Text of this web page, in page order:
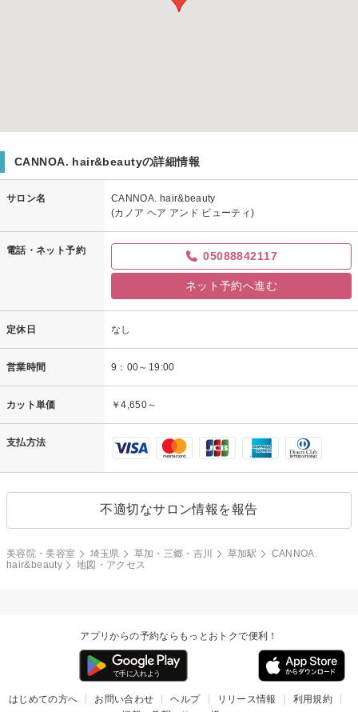
CANNOA. hair&beautyの詳細情報
サロン名
CANNOA. hair&beauty
(カノア ヘア アンド ビューティ)
電話・ネット予約 05088842117
ネット予約へ進む
定休日 なし
営業時間 9：00～19:00
カット単価 ￥4,650～
支払方法
不適切なサロン情報を報告
美容院・美容室 埼玉県 草加・三郷・吉川 草加駅
CANNOA.
hair&beauty
地図・アクセス
アプリからの予約ならもっとおトクで便利！
はじめての方へ お問い合わせ ヘルプ リリース情報
利用規約